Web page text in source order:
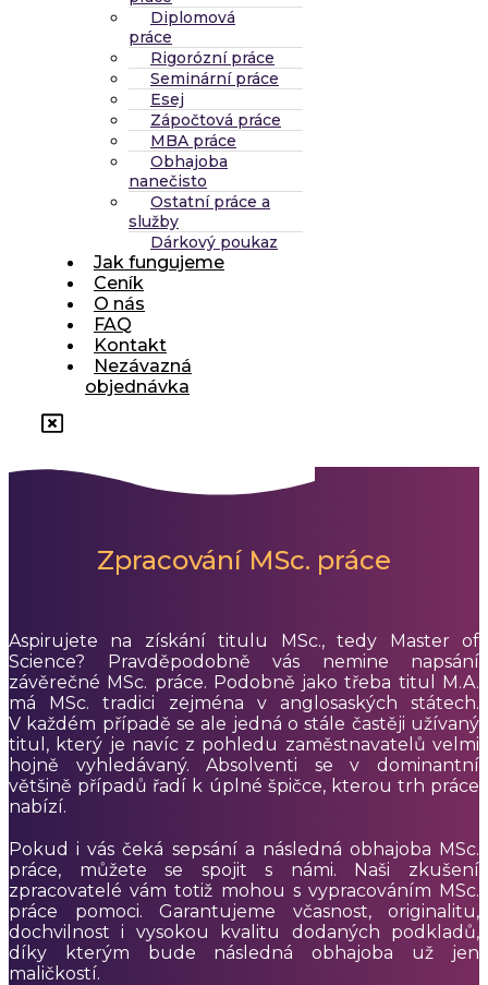
Diplomová
práce
Rigorózní práce
Seminární práce
Esej
Zápočtová práce
MBA práce
Obhajoba
nanečisto
Ostatní práce a
služby
Dárkový poukaz
Jak fungujeme
Ceník
O nás
FAQ
Kontakt
Nezávazná
objednávka
Zpracování MSc. práce
Aspirujete na získání titulu MSc., tedy Master of
Science? Pravděpodobně vás nemine napsání
závěrečné MSc. práce. Podobně jako třeba titul M.A.
má MSc. tradici zejména v anglosaských státech.
V každém případě se ale jedná o stále častěji užívaný
titul, který je navíc z pohledu zaměstnavatelů velmi
hojně vyhledávaný. Absolventi se v dominantní
většině případů řadí k úplné špičce, kterou trh práce
nabízí.
Pokud i vás čeká sepsání a následná obhajoba MSc.
práce, můžete se spojit s námi. Naši zkušení
zpracovatelé vám totiž mohou s vypracováním MSc.
práce pomoci. Garantujeme včasnost, originalitu,
dochvilnost i vysokou kvalitu dodaných podkladů,
díky kterým bude následná obhajoba už jen
maličkostí.